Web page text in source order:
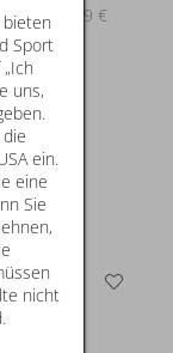
statt* 17,99 €
Sport
uns,
ein.
eine
Sie
nicht